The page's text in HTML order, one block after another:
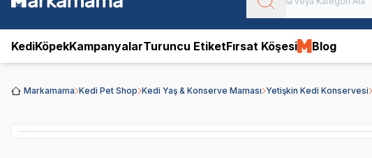
KediKöpekKampanyalarTuruncu EtiketFırsat Köşesi Blog
Markamama Kedi Pet Shop Kedi Yaş & Konserve Maması Yetişkin Kedi Konservesi